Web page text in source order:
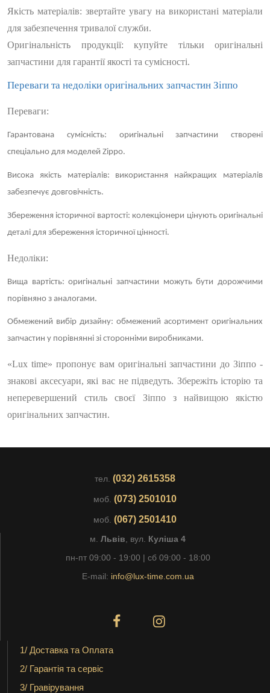
Якість матеріалів: звертайте увагу на використані матеріали
для забезпечення тривалої служби.
Оригінальність продукції: купуйте тільки оригінальні
запчастини для гарантії якості та сумісності.
Переваги та недоліки оригінальних запчастин Зіппо
Переваги:
Гарантована сумісність: оригінальні запчастини створені
спеціально для моделей Zippo.
Висока якість матеріалів: використання найкращих матеріалів
забезпечує довговічність.
Збереження історичної вартості: колекціонери цінують оригінальні
деталі для збереження історичної цінності.
Недоліки:
Вища вартість: оригінальні запчастини можуть бути дорожчими
порівняно з аналогами.
Обмежений вибір дизайну: обмежений асортимент оригінальних
запчастин у порівнянні зі сторонніми виробниками.
«Lux time» пропонує вам оригінальні запчастини до Зіппо -
знакові аксесуари, які вас не підведуть. Збережіть історію та
неперевершений стиль своєї Зіппо з найвищою якістю
оригінальних запчастин.
тел. (032) 2615358
моб. (073) 2501010
моб. (067) 2501410
м. Львів, вул. Куліша 4
пн-пт 09:00 - 19:00 | сб 09:00 - 18:00
E-mail: info@lux-time.com.ua
1/ Доставка та Оплата
2/ Гарантія та сервіс
3/ Гравірування